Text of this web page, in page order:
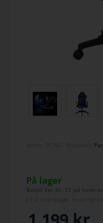
På lager